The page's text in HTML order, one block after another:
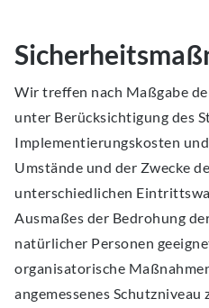
Wir treffen nach Maßgabe
unter Berücksichtigung des
Implementierungskosten
Umstände und der Zwecke
unterschiedlichen
Ausmaßes der Bedrohung
natürlicher Personen
organisatorische
angemessenes Schutzniveau